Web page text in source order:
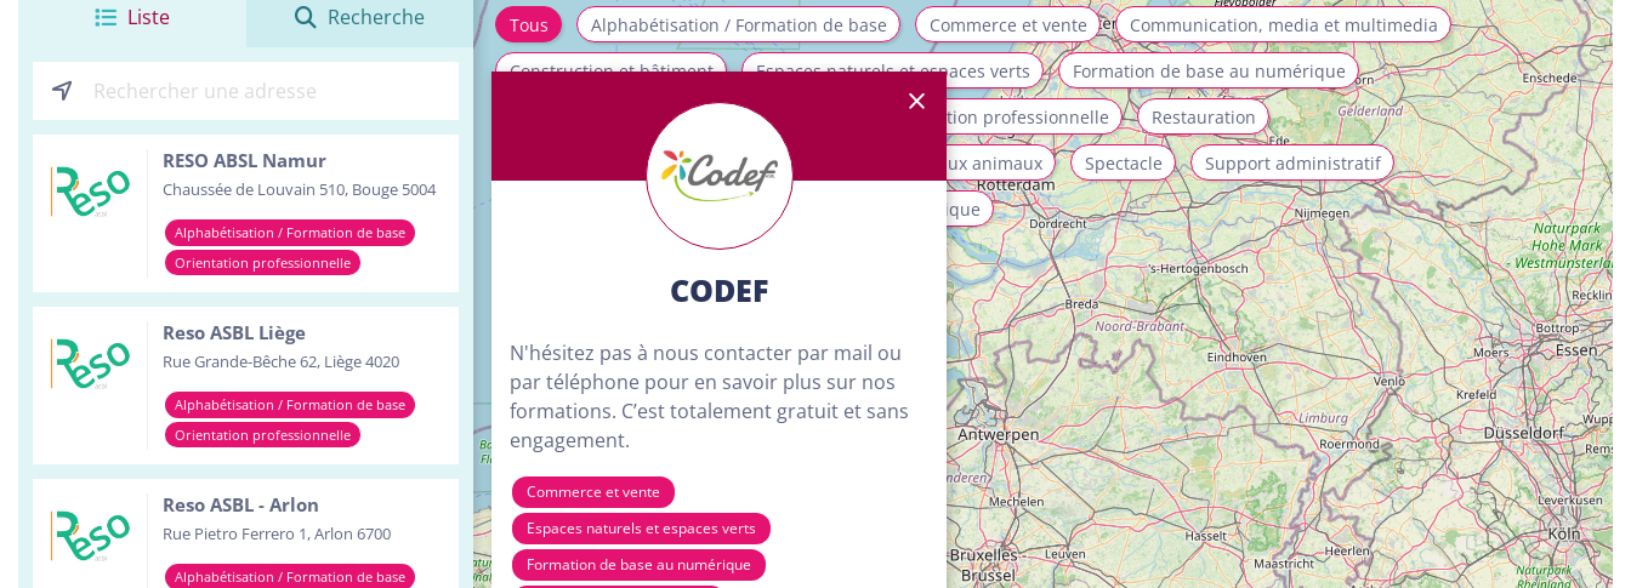
Liste Recherche
RESO ABSL Namur
Chaussée de Louvain 510, Bouge 5004
Alphabétisation / Formation de base
Orientation professionnelle
Reso ASBL Liège
Rue Grande-Bêche 62, Liège 4020
Alphabétisation / Formation de base
Orientation professionnelle
Reso ASBL - Arlon
Rue Pietro Ferrero 1, Arlon 6700
Alphabétisation / Formation de base
Tous Alphabétisation / Formation de base Commerce et vente
Communication, media et multimedia
Construction et bâtiment
Espaces naturels et espaces verts
Formation de base au numérique
Installation et maintenance
Orientation professionnelle
Restauration
Services aux personnes et à la collectivité
Soins aux animaux Spectacle
Support administratif
Tourisme, loisirs et animation
Transport et logistique
CODEF
N'hésitez pas à nous contacter par mail ou
par téléphone pour en savoir plus sur nos
formations. C’est totalement gratuit et sans
engagement.
Commerce et vente
Espaces naturels et espaces verts
Formation de base au numérique